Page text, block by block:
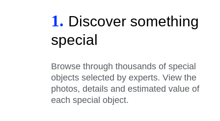
1. Discover something
special
Browse through thousands of special
objects selected by experts. View the
photos, details and estimated value of
each special object.